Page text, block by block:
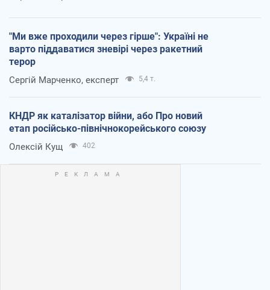
"Ми вже проходили через гірше": Україні не
варто піддаватися зневірі через ракетний
терор
Сергій Марченко, експерт 5,4 т.
КНДР як каталізатор війни, або Про новий
етап російсько-північнокорейського союзу
Олексій Кущ 402